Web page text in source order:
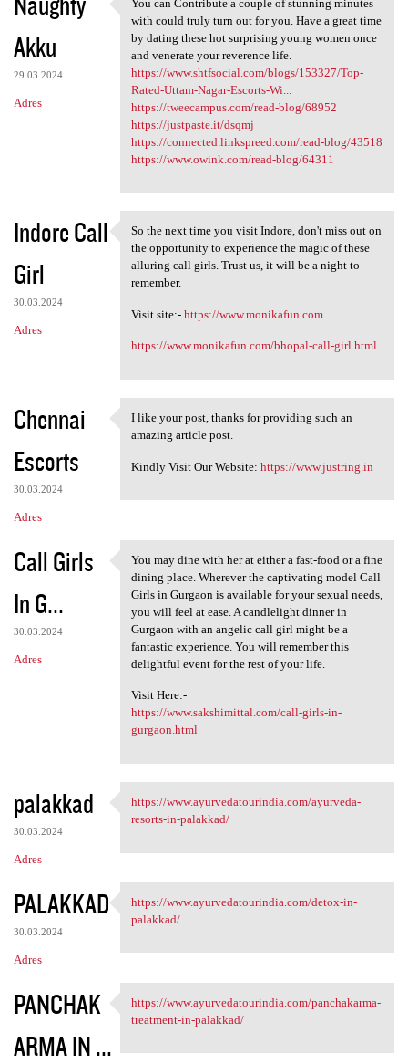
Akku
29.03.2024
Adres
You can Contribute a couple
You can Contribute a couple of stunning minutes
with could truly turn out for you. Have a great time
by dating these hot surprising young women once
and venerate your reverence life.
https://www.shtfsocial.com/blogs/153327/Top-
Rated-Uttam-Nagar-Escorts-Wi...
https://tweecampus.com/read-blog/68952
https://justpaste.it/dsqmj
https://connected.linkspreed.com/read-blog/43518
https://www.owink.com/read-blog/64311
Indore Call
Girl
30.03.2024
Adres
So the next time you visit
So the next time you visit Indore, don't miss out on
the opportunity to experience the magic of these
alluring call girls. Trust us, it will be a night to
remember.
Visit site:- https://www.monikafun.com
https://www.monikafun.com/bhopal-call-girl.html
Chennai
Escorts
30.03.2024
Adres
I like your post, thanks for
I like your post, thanks for providing such an
amazing article post.
Kindly Visit Our Website: https://www.justring.in
Call Girls
In G...
30.03.2024
Adres
You may dine with her at
You may dine with her at either a fast-food or a fine
dining place. Wherever the captivating model Call
Girls in Gurgaon is available for your sexual needs,
you will feel at ease. A candlelight dinner in
Gurgaon with an angelic call girl might be a
fantastic experience. You will remember this
delightful event for the rest of your life.
Visit Here:-
https://www.sakshimittal.com/call-girls-in-
gurgaon.html
palakkad
30.03.2024
Adres
https://www.ayurvedatourindia
https://www.ayurvedatourindia.com/ayurveda-
resorts-in-palakkad/
PALAKKAD
30.03.2024
Adres
https://www.ayurvedatourindia
https://www.ayurvedatourindia.com/detox-in-
palakkad/
PANCHAK
ARMA IN ...
https://www.ayurvedatourindia
https://www.ayurvedatourindia.com/panchakarma-
treatment-in-palakkad/